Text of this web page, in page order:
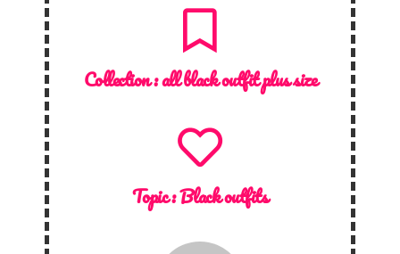
Collection :all black outfit plus size
Topic :Black outfits